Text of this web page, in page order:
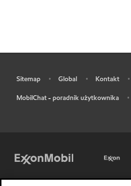
Sitemap • Global • Kontakt •
MobilChat - poradnik użytkownika •